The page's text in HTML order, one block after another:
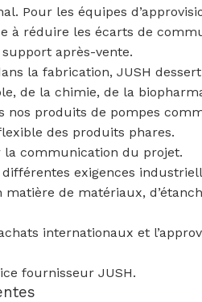
Pour les équipes
à réduire les écarts de
après-vente.
la fabrication, JUSH
de la chimie, de la
produits de pompes
des produits phares.
la communication du projet.
exigences
de matériaux,
internationaux et
fournisseur JUSH.